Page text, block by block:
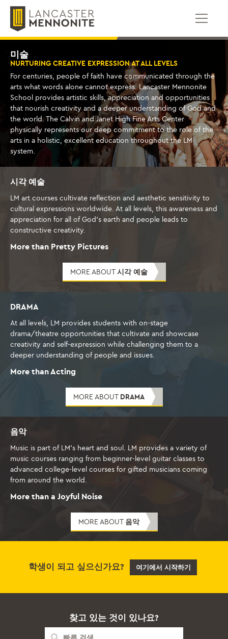
로
미술
NURTURING CREATIVE EXPRESSION AT ALL LEVELS
For centuries, people of faith have communicated through the
arts what words alone cannot express. Lancaster Mennonite
School provides artistic skills, appreciation and opportunities
that nourish creativity and a deeper understanding of God and
the world. The Calvin and Janet High Fine Arts Center
physically represents our deep commitment to the role of the
arts in a holistic, excellent education throughout the LM
system.
시각 예술
LM art courses cultivate reflection and aesthetic sensitivity to
cultural expressions worldwide. At all levels, this awareness and
appreciation for all of God's earth and people leads to
constructive creativity.
More than Pretty Pictures
MORE ABOUT 시각 예술
DRAMA
At all levels, LM provides students with on-stage
drama/theatre opportunities that cultivate and showcase
creativity and self-expression while challenging them to a
deeper understanding of people and issues.
More than Acting
MORE ABOUT DRAMA
음악
Music is part of LM's heart and soul. LM provides a variety of
music courses ranging from beginner-level guitar classes to
advanced college-level courses for gifted musicians coming
from around the world.
More than a Joyful Noise
MORE ABOUT 음악
학생이 되고 싶으신가요? 여기에서 시작하기
찾고 있는 것이 있나요?
빠